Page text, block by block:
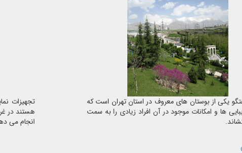
تجهیزات
هستند در
انجام می
یکی از بوستان های معروف در استان تهران است که
ها و امکانات موجود در آن افراد زیادی را به سمت